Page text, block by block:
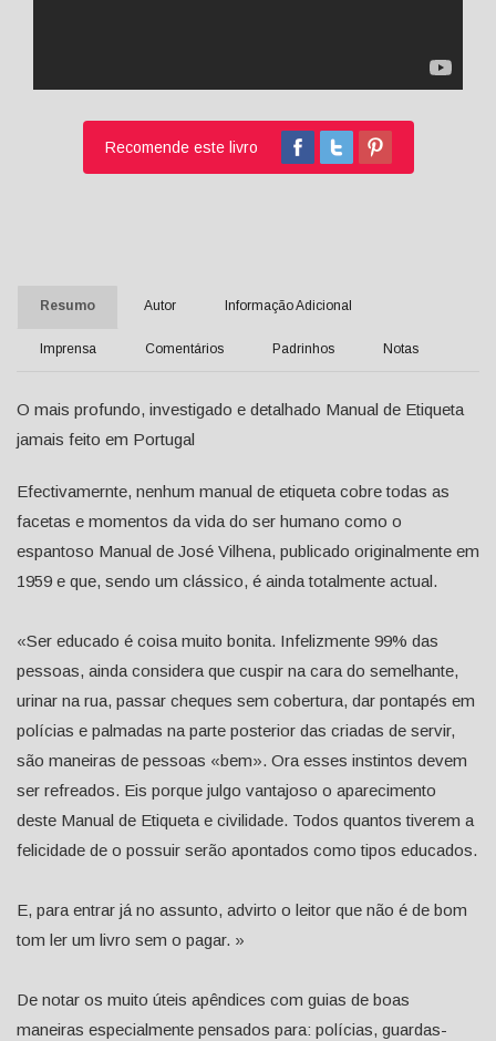
Recomende este livro
Resumo Autor Informação Adicional
Imprensa Comentários Padrinhos Notas
O mais profundo, investigado e detalhado Manual de Etiqueta
jamais feito em Portugal
Efectivamernte, nenhum manual de etiqueta cobre todas as
facetas e momentos da vida do ser humano como o
espantoso Manual de José Vilhena, publicado originalmente em
1959 e que, sendo um clássico, é ainda totalmente actual.
«Ser educado é coisa muito bonita. Infelizmente 99% das
pessoas, ainda considera que cuspir na cara do semelhante,
urinar na rua, passar cheques sem cobertura, dar pontapés em
polícias e palmadas na parte posterior das criadas de servir,
são maneiras de pessoas «bem». Ora esses instintos devem
ser refreados. Eis porque julgo vantajoso o aparecimento
deste Manual de Etiqueta e civilidade. Todos quantos tiverem a
felicidade de o possuir serão apontados como tipos educados.
E, para entrar já no assunto, advirto o leitor que não é de bom
tom ler um livro sem o pagar. »
De notar os muito úteis apêndices com guias de boas
maneiras especialmente pensados para: polícias, guardas-